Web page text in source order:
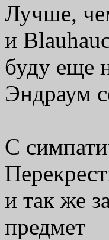
Лучше,
и
буду еще
Эндраум
С
и так же
предмет